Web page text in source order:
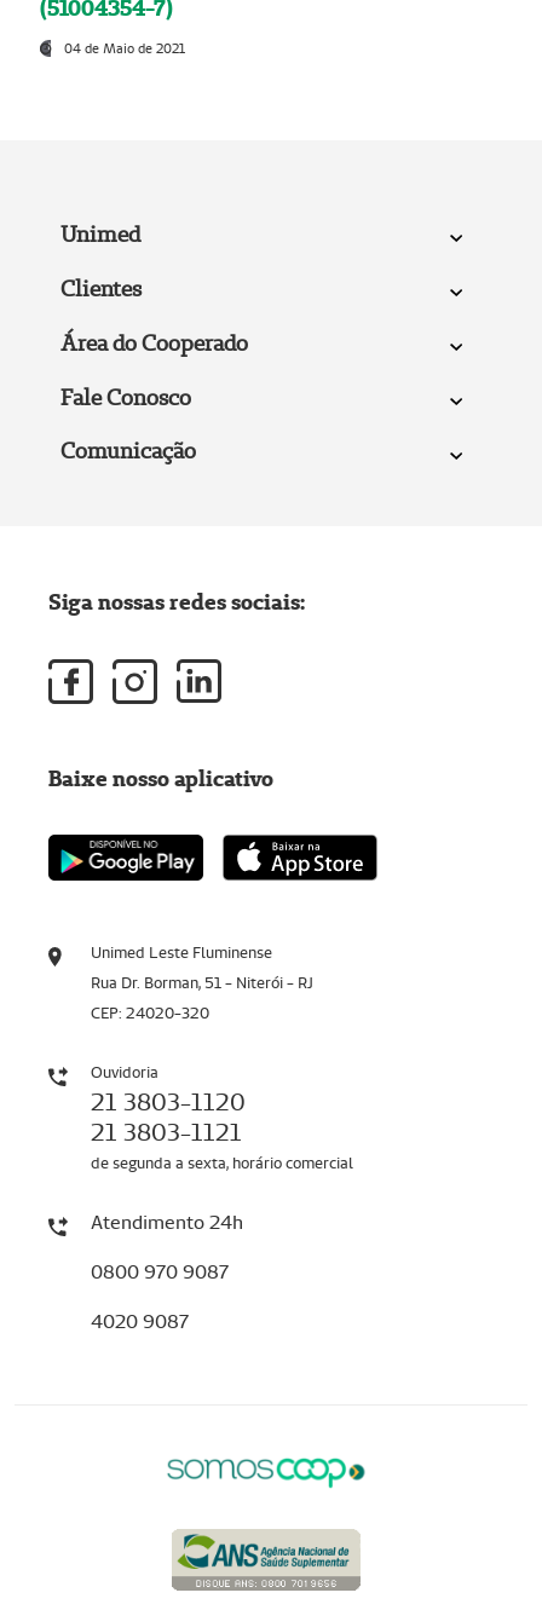
(51004354-7)
04 de Maio de 2021
Unimed
Clientes
Área do Cooperado
Fale Conosco
Comunicação
Unimed Leste Fluminense
Rua Dr. Borman, 51 - Niterói - RJ
CEP: 24020-320
Ouvidoria
21 3803-1120
21 3803-1121
de segunda a sexta, horário comercial
Atendimento 24h
0800 970 9087
4020 9087
Siga nossas redes sociais:
Baixe nosso aplicativo